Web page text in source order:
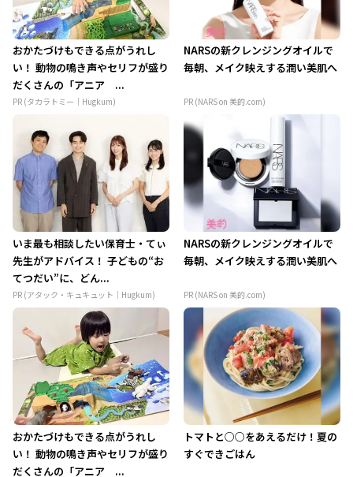
おかたづけもできる点がうれし
い！ 動物の鳴き声やセリフが盛り
だくさんの「アニア ...
PR (タカラトミー｜Hugkum)
NARSの新クレンジングオイルで
毎朝、メイク映えする潤い美肌へ
PR (NARS on 美的.com)
いま最も相談したい保育士・てぃ
先生がアドバイス！ 子どもの“お
てつだい”に、どん...
PR (アタック・キュキュット｜Hugkum)
NARSの新クレンジングオイルで
毎朝、メイク映えする潤い美肌へ
PR (NARS on 美的.com)
おかたづけもできる点がうれし
い！ 動物の鳴き声やセリフが盛り
だくさんの「アニア ...
トマトと○○をあえるだけ！夏の
すぐできごはん